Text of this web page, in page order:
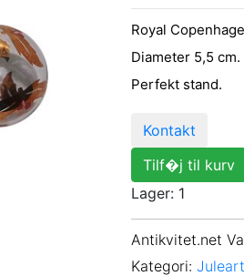
Royal
Diameter 5,5 cm.
Perfekt stand.
Kontakt
Tilf�j til kurv
Lager: 1
Antikvitet.net
Kategori: